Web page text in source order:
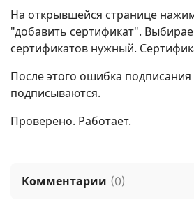
На открывшейся странице
"добавить сертификат".
сертификатов нужный.
После этого ошибка
подписываются.
Проверено. Работает.
Комментарии (0)